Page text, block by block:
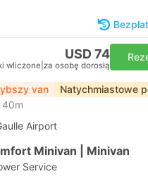
USD 74
wliczone za osobę dorosłą
van Natychmiastowe
40m
Airport
Minivan | Minivan
Service